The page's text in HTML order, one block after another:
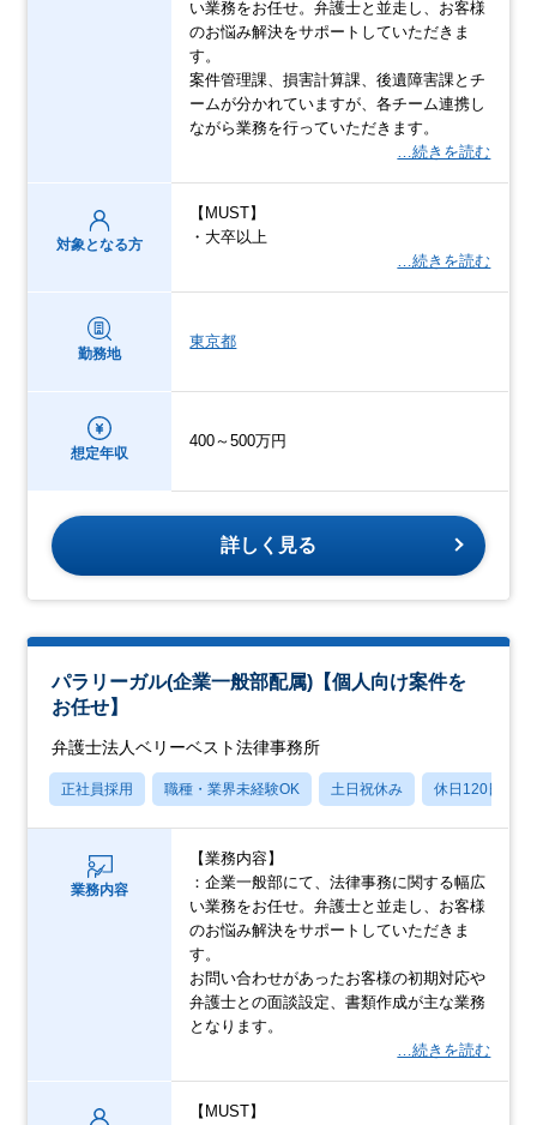
い業務をお任せ。弁護士と並走し、お客様
のお悩み解決をサポートしていただきま
す。
案件管理課、損害計算課、後遺障害課とチ
ームが分かれていますが、各チーム連携し
ながら業務を行っていただきます。
…続きを読む
対象となる方
【MUST】
・大卒以上
…続きを読む
勤務地
東京都
想定年収
400～500万円
詳しく見る
パラリーガル(企業一般部配属)【個人向け案件を
お任せ】
弁護士法人ベリーベスト法律事務所
正社員採用 職種・業界未経験OK 土日祝休み 休日120日以上
業務内容
【業務内容】
：企業一般部にて、法律事務に関する幅広
い業務をお任せ。弁護士と並走し、お客様
のお悩み解決をサポートしていただきま
す。
お問い合わせがあったお客様の初期対応や
弁護士との面談設定、書類作成が主な業務
となります。
…続きを読む
【MUST】